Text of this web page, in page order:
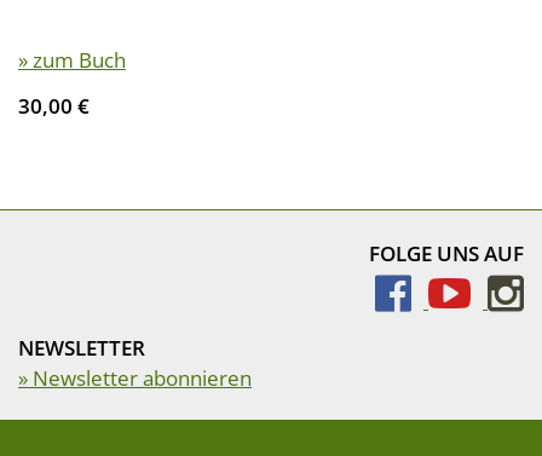
» zum Buch
30,00 €
FOLGE UNS AUF
NEWSLETTER
» Newsletter abonnieren